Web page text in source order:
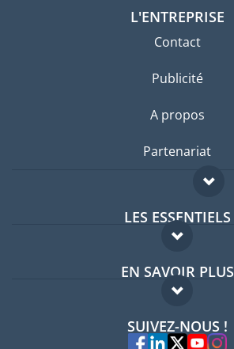
L'ENTREPRISE
Contact
Publicité
A propos
Partenariat
LES ESSENTIELS
Forum expatriés
Guides pays
EN SAVOIR PLUS
FAQ
Experts
SUIVEZ-NOUS !